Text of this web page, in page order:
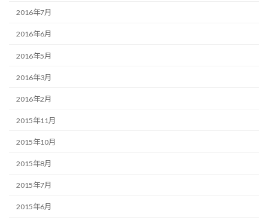
2016年7月
2016年6月
2016年5月
2016年3月
2016年2月
2015年11月
2015年10月
2015年8月
2015年7月
2015年6月